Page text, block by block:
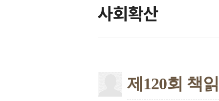
사회확산
제120회 책